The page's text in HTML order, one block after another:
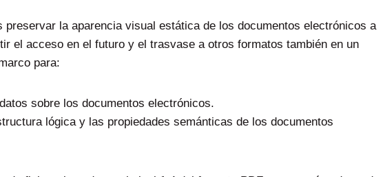
preservar la aparencia visual estática de los documentos electrónicos a
el acceso en el futuro y el trasvase a otros formatos también en un
para:
sobre los documentos electrónicos.
lógica y las propiedades semánticas de los documentos